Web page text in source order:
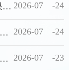
重钢总医院光子治疗仪项目-成交结果公示 24
2026-07
重钢总医院心电监护仪配件项目成交结果公示 24
2026-07
重钢总医院电动手术床等设备采购项目谈判采购公告（第二次） 23
2026-07